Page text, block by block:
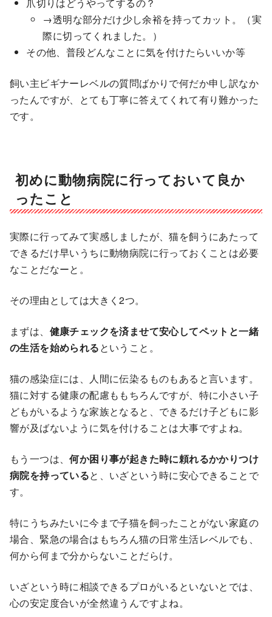
→透明な部分だけ少し余裕を持ってカット。（実
際に切ってくれました。）
その他、普段どんなことに気を付けたらいいか等
飼い主ビギナーレベルの質問ばかりで何だか申し訳なか
ったんですが、とても丁寧に答えてくれて有り難かった
です。
初めに動物病院に行っておいて良か
ったこと
実際に行ってみて実感しましたが、猫を飼うにあたって
できるだけ早いうちに動物病院に行っておくことは必要
なことだなーと。
その理由としては大きく2つ。
まずは、 健康チェックを済ませて安心してペットと一緒
の生活を始められるということ。
猫の感染症には、人間に伝染るものもあると言います。
猫に対する健康の配慮ももちろんですが、特に小さい子
どもがいるような家族となると、できるだけ子どもに影
響が及ばないように気を付けることは大事ですよね。
もう一つは、何か困り事が起きた時に頼れるかかりつけ
病院を持っていると、いざという時に安心できることで
す。
特にうちみたいに今まで子猫を飼ったことがない家庭の
場合、緊急の場合はもちろん猫の日常生活レベルでも、
何から何まで分からないことだらけ。
いざという時に相談できるプロがいるといないとでは、
心の安定度合いが全然違うんですよね。